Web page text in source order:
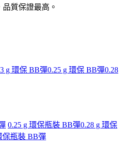
質保證最高。
g 環保 BB彈0.25 g 環保 BB彈0.28
0.25 g 環保瓶裝 BB彈0.28 g 環保
保瓶裝 BB彈